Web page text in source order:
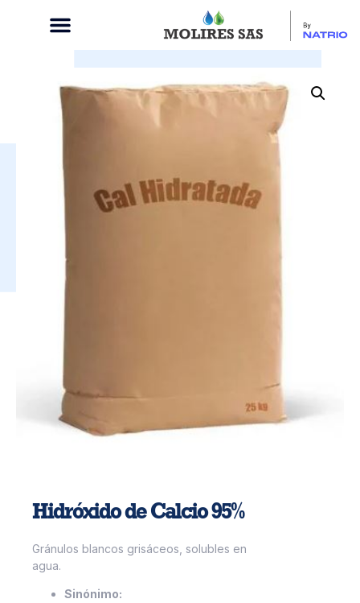
Hidróxido de Calcio 95%
Gránulos blancos grisáceos, solubles en
agua.
Sinónimo: